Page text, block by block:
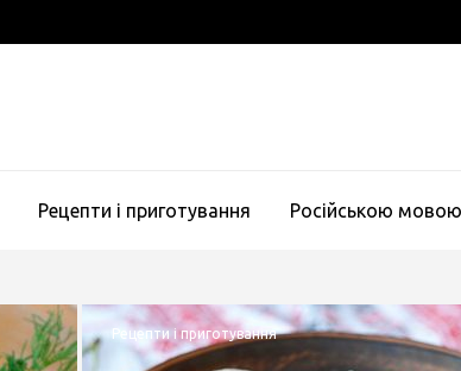
Рецепти і приготування Російською мовою
Рецепти і приготування